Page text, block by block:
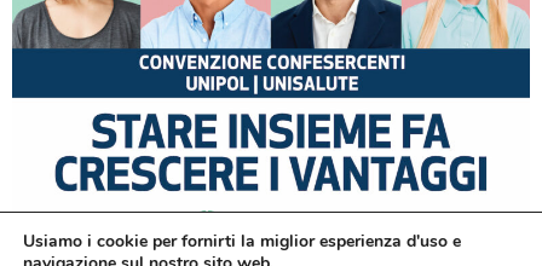
Usiamo i cookie per fornirti la miglior esperienza d'uso e